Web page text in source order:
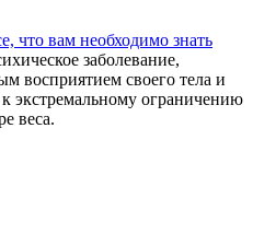
что вам необходимо знать
заболевание,
восприятием своего тела и
экстремальному ограничению
веса.